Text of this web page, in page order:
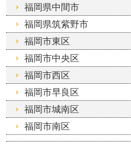
福岡県中間市
福岡県筑紫野市
福岡市東区
福岡市中央区
福岡市西区
福岡市早良区
福岡市城南区
福岡市南区